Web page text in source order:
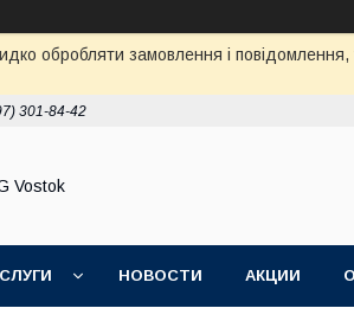
обробляти замовлення і
301-84-42
Vostok
НОВОСТИ АКЦИИ